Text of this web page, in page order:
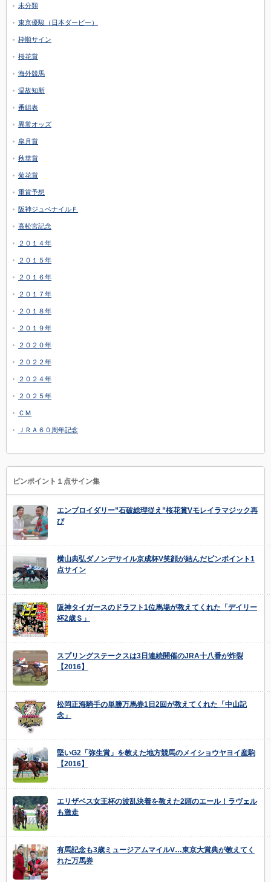
未分類
東京優駿（日本ダービー）
枠順サイン
桜花賞
海外競馬
温故知新
番組表
異常オッズ
皐月賞
秋華賞
菊花賞
重賞予想
阪神ジュベナイルＦ
高松宮記念
２０１４年
２０１５年
２０１６年
２０１７年
２０１８年
２０１９年
２０２０年
２０２２年
２０２４年
２０２５年
ＣＭ
ＪＲＡ６０周年記念
ピンポイント１点サイン集
エンブロイダリー”石破総理従え”桜花賞Vモレイラマジック再
び
横山典弘ダノンデサイル京成杯V笑顔が結んだピンポイント1
点サイン
阪神タイガースのドラフト1位馬場が教えてくれた「デイリー
杯2歳Ｓ」
スプリングステークスは3日連続開催のJRA十八番が炸裂
【2016】
松岡正海騎手の単勝万馬券1日2回が教えてくれた「中山記
念」
堅いG2「弥生賞」を教えた地方競馬のメイショウヤヨイ産駒
【2016】
エリザベス女王杯の波乱決着を教えた2頭のエール！ラヴェル
も激走
有馬記念も3歳ミュージアムマイルV…東京大賞典が教えてく
れた万馬券